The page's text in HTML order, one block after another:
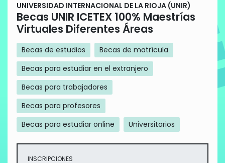
UNIVERSIDAD INTERNACIONAL DE LA RIOJA (UNIR)
Becas UNIR ICETEX 100% Maestrías
Virtuales Diferentes Áreas
Becas de estudios
Becas de matrícula
Becas para estudiar en el extranjero
Becas para trabajadores
Becas para profesores
Becas para estudiar online
Universitarios
INSCRIPCIONES